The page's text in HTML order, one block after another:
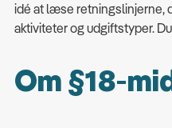
idé at læse retningslinjerne,
aktiviteter og udgiftstyper.
Om §18-